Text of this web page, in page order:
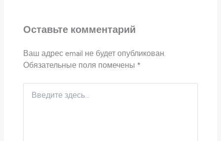
Оставьте комментарий
Ваш адрес email не будет опубликован.
Обязательные поля помечены*
здесь...